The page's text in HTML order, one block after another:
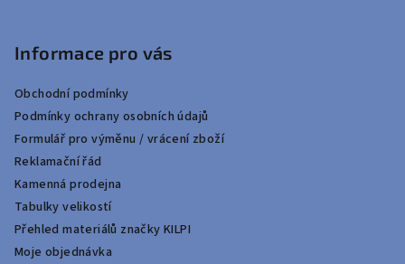
Informace pro vás
Obchodní podmínky
Podmínky ochrany osobních údajů
Formulář pro výměnu / vrácení zboží
Reklamační řád
Kamenná prodejna
Tabulky velikostí
Přehled materiálů značky KILPI
Moje objednávka